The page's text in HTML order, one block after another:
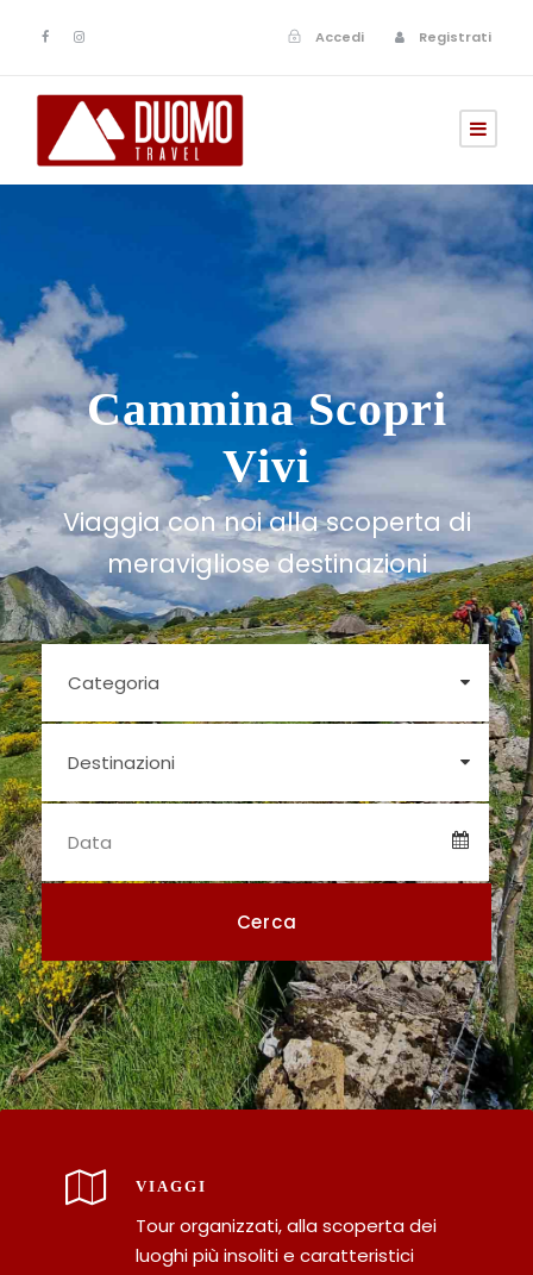
Accedi Registrati
Cammina Scopri
Vivi
Viaggia con noi alla scoperta di
meravigliose destinazioni
VIAGGI
Tour organizzati, alla scoperta dei
luoghi più insoliti e caratteristici